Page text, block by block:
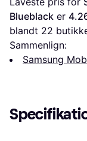
Blueblack er
blandt 22
Sammenlign:
Samsung